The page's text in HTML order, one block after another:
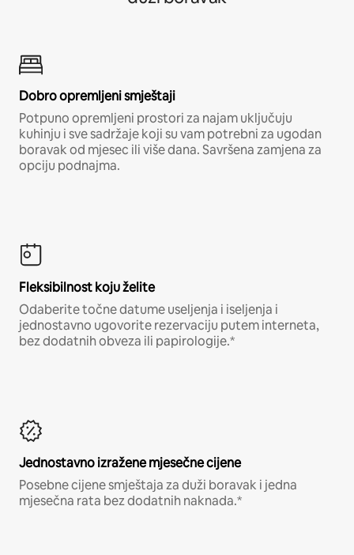
Dobro opremljeni smještaji
Potpuno opremljeni prostori za najam uključuju
kuhinju i sve sadržaje koji su vam potrebni za ugodan
boravak od mjesec ili više dana. Savršena zamjena za
opciju podnajma.
Fleksibilnost koju želite
Odaberite točne datume useljenja i iseljenja i
jednostavno ugovorite rezervaciju putem interneta,
bez dodatnih obveza ili papirologije.*
Jednostavno izražene mjesečne cijene
Posebne cijene smještaja za duži boravak i jedna
mjesečna rata bez dodatnih naknada.*